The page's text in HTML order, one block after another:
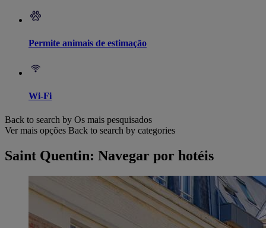
Permite animais de estimação
Wi-Fi
Back to search by Os mais pesquisados
Ver mais opções Back to search by categories
Saint Quentin: Navegar por hotéis